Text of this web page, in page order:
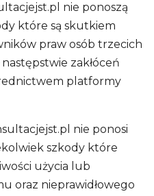
nie ponoszą
które są skutkiem
praw osób trzecich
zakłóceń
platformy
nie ponosi
szkody które
użycia lub
oraz nieprawidłowego